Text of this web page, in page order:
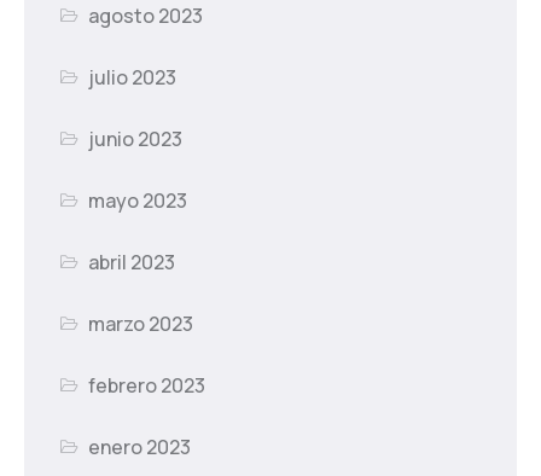
agosto 2023
julio 2023
junio 2023
mayo 2023
abril 2023
marzo 2023
febrero 2023
enero 2023